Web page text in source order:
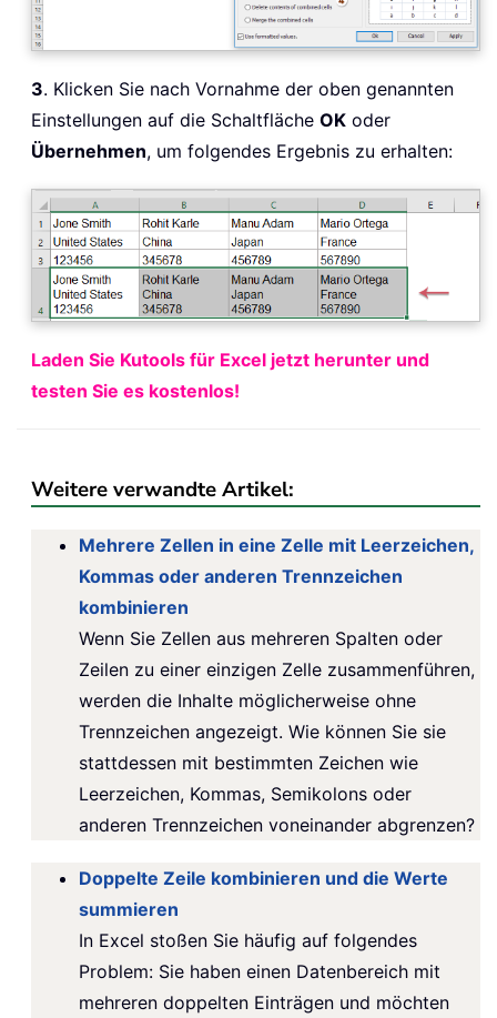
3. Klicken Sie nach Vornahme der oben genannten
Einstellungen auf die Schaltfläche OK oder
Übernehmen, um folgendes Ergebnis zu erhalten:
Laden Sie Kutools für Excel jetzt herunter und
testen Sie es kostenlos!
Weitere verwandte Artikel:
Mehrere Zellen in eine Zelle mit Leerzeichen,
Kommas oder anderen Trennzeichen
kombinieren
Wenn Sie Zellen aus mehreren Spalten oder
Zeilen zu einer einzigen Zelle zusammenführen,
werden die Inhalte möglicherweise ohne
Trennzeichen angezeigt. Wie können Sie sie
stattdessen mit bestimmten Zeichen wie
Leerzeichen, Kommas, Semikolons oder
anderen Trennzeichen voneinander abgrenzen?
Doppelte Zeile kombinieren und die Werte
summieren
In Excel stoßen Sie häufig auf folgendes
Problem: Sie haben einen Datenbereich mit
mehreren doppelten Einträgen und möchten